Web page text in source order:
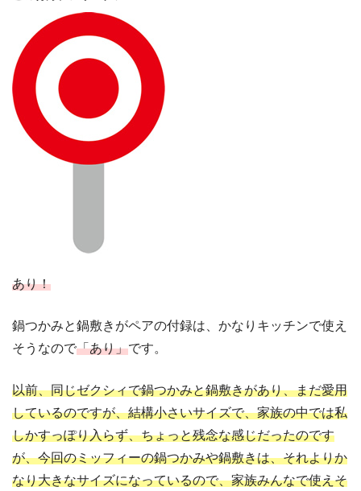
あり！
鍋つかみと鍋敷きがペアの付録は、かなりキッチンで使え
そうなので「あり」です。
以前、同じゼクシィで鍋つかみと鍋敷きがあり、まだ愛用
しているのですが、結構小さいサイズで、家族の中では私
しかすっぽり入らず、ちょっと残念な感じだったのです
が、今回のミッフィーの鍋つかみや鍋敷きは、それよりか
なり大きなサイズになっているので、家族みんなで使えそ